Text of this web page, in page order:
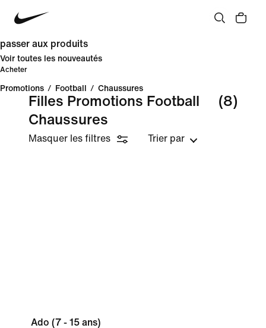
passer aux produits
Voir toutes les nouveautés
Acheter
Promotions / Football / Chaussures
Filles Promotions Football
Chaussures
(8)
Masquer les filtres Trier par
Ado (7 - 15 ans)